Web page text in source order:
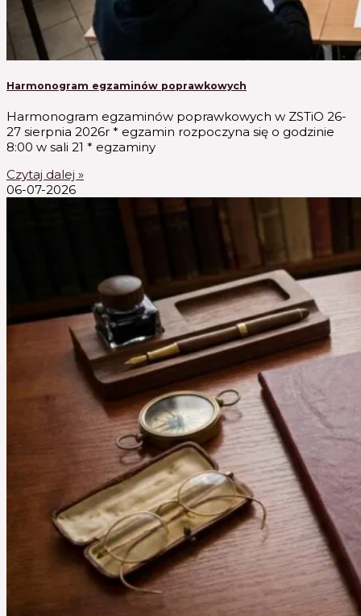
Harmonogram egzaminów poprawkowych
Harmonogram egzaminów poprawkowych w ZSTiO 26-
27 sierpnia 2026r * egzamin rozpoczyna się o godzinie
8:00 w sali 21 * egzaminy
Czytaj dalej »
06-07-2026